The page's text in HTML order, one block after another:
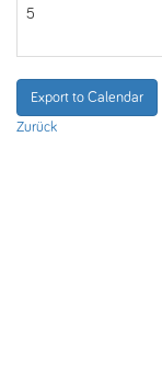
5
Export to Calendar
Zurück